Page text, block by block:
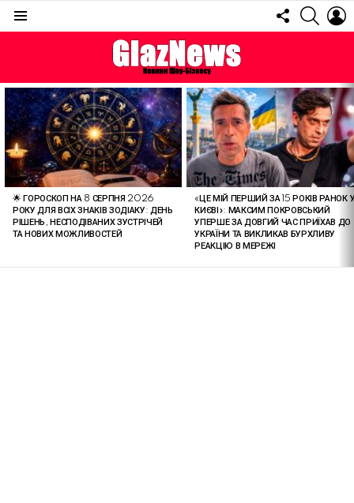
FOLLOW
US
ОСТАННІ
СТАТТІ
🌟 ГОРОСКОП НА 8 СЕРПНЯ 2026
РОКУ ДЛЯ ВСІХ ЗНАКІВ ЗОДІАКУ: ДЕНЬ
РІШЕНЬ, НЕСПОДІВАНИХ ЗУСТРІЧЕЙ
ТА НОВИХ МОЖЛИВОСТЕЙ
«ЦЕ МІЙ ПЕРШИЙ ЗА 15 РОКІВ РАНОК
КИЄВІ»: МАКСИМ ПОКРОВСЬКИЙ
УПЕРШЕ ЗА ДОВГИЙ ЧАС ПРИЇХАВ ДО
УКРАЇНИ ТА ВИКЛИКАВ БУРХЛИВУ
РЕАКЦІЮ В МЕРЕЖІ